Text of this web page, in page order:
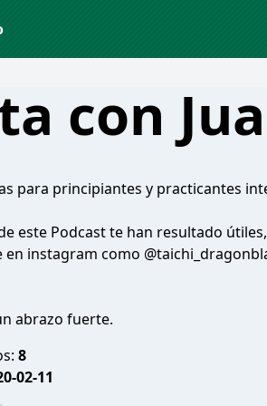
con
para principiantes y practicantes
este Podcast te han resultado
en instagram como
abrazo fuerte.
8
02-11